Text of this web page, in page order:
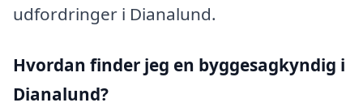
udfordringer i Dianalund.
Hvordan finder jeg en byggesagkyndig i
Dianalund?